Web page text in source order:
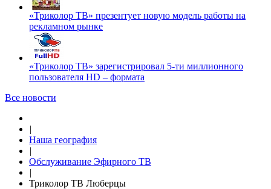
«Триколор ТВ» презентует новую модель работы на
рекламном рынке
«Триколор ТВ» зарегистрировал 5-ти миллионного
пользователя HD – формата
Все новости
|
Наша география
|
Обслуживание Эфирного ТВ
|
Триколор ТВ Люберцы